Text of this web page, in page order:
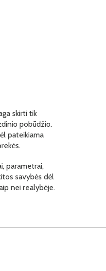
skirti tik
pobūdžio.
pateikiama
parametrai,
savybės dėl
nei realybėje.